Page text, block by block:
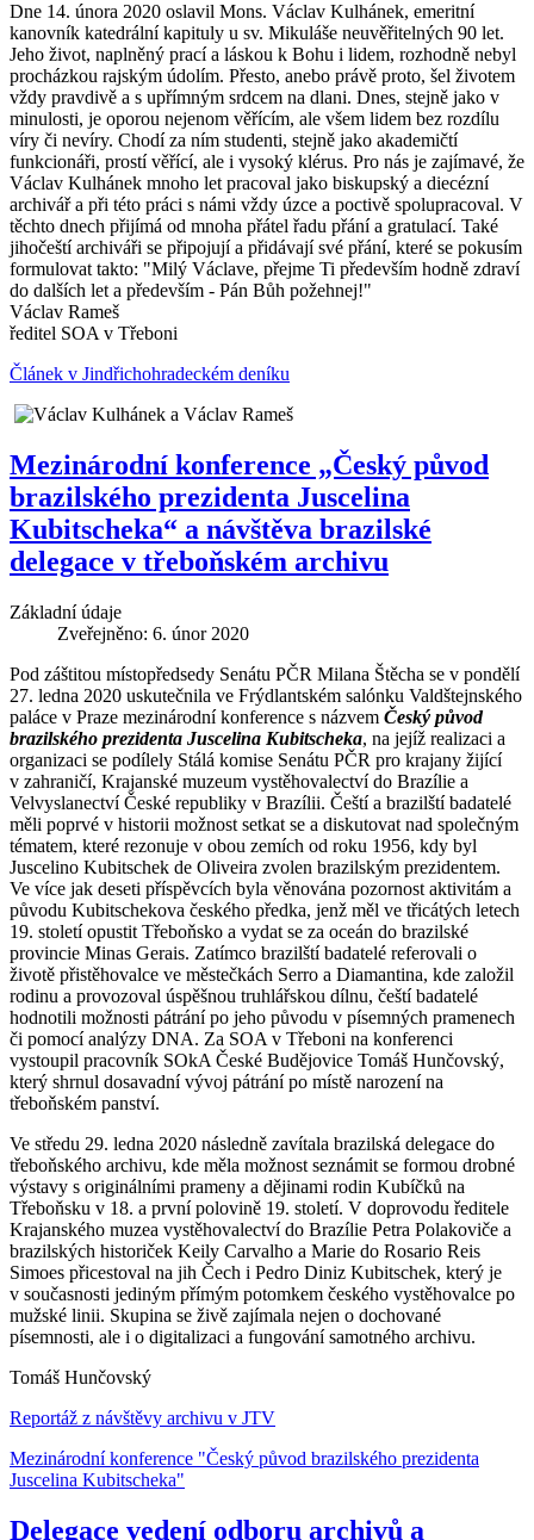
Dne 14. února 2020 oslavil Mons. Václav Kulhánek, emeritní
kanovník katedrální kapituly u sv. Mikuláše neuvěřitelných 90 let.
Jeho život, naplněný prací a láskou k Bohu i lidem, rozhodně nebyl
procházkou rajským údolím. Přesto, anebo právě proto, šel životem
vždy pravdivě a s upřímným srdcem na dlani. Dnes, stejně jako v
minulosti, je oporou nejenom věřícím, ale všem lidem bez rozdílu
víry či nevíry. Chodí za ním studenti, stejně jako akademičtí
funkcionáři, prostí věřící, ale i vysoký klérus. Pro nás je zajímavé, že
Václav Kulhánek mnoho let pracoval jako biskupský a diecézní
archivář a při této práci s námi vždy úzce a poctivě spolupracoval. V
těchto dnech přijímá od mnoha přátel řadu přání a gratulací. Také
jihočeští archiváři se připojují a přidávají své přání, které se pokusím
formulovat takto: "Milý Václave, přejme Ti především hodně zdraví
do dalších let a především - Pán Bůh požehnej!"
Václav Rameš
ředitel SOA v Třeboni
Článek v Jindřichohradeckém deníku
Mezinárodní konference „Český původ
brazilského prezidenta Juscelina
Kubitscheka“ a návštěva brazilské
delegace v třeboňském archivu
Základní údaje
Zveřejněno: 6. únor 2020
Pod záštitou místopředsedy Senátu PČR Milana Štěcha se v pondělí
27. ledna 2020 uskutečnila ve Frýdlantském salónku Valdštejnského
paláce v Praze mezinárodní konference s názvem Český původ
brazilského prezidenta Juscelina Kubitscheka, na jejíž realizaci a
organizaci se podílely Stálá komise Senátu PČR pro krajany žijící
v zahraničí, Krajanské muzeum vystěhovalectví do Brazílie a
Velvyslanectví České republiky v Brazílii. Čeští a brazilští badatelé
měli poprvé v historii možnost setkat se a diskutovat nad společným
tématem, které rezonuje v obou zemích od roku 1956, kdy byl
Juscelino Kubitschek de Oliveira zvolen brazilským prezidentem.
Ve více jak deseti příspěvcích byla věnována pozornost aktivitám a
původu Kubitschekova českého předka, jenž měl ve třicátých letech
19. století opustit Třeboňsko a vydat se za oceán do brazilské
provincie Minas Gerais. Zatímco brazilští badatelé referovali o
životě přistěhovalce ve městečkách Serro a Diamantina, kde založil
rodinu a provozoval úspěšnou truhlářskou dílnu, čeští badatelé
hodnotili možnosti pátrání po jeho původu v písemných pramenech
či pomocí analýzy DNA. Za SOA v Třeboni na konferenci
vystoupil pracovník SOkA České Budějovice Tomáš Hunčovský,
který shrnul dosavadní vývoj pátrání po místě narození na
třeboňském panství.
Ve středu 29. ledna 2020 následně zavítala brazilská delegace do
třeboňského archivu, kde měla možnost seznámit se formou drobné
výstavy s originálními prameny a dějinami rodin Kubíčků na
Třeboňsku v 18. a první polovině 19. století. V doprovodu ředitele
Krajanského muzea vystěhovalectví do Brazílie Petra Polakoviče a
brazilských historiček Keily Carvalho a Marie do Rosario Reis
Simoes přicestoval na jih Čech i Pedro Diniz Kubitschek, který je
v současnosti jediným přímým potomkem českého vystěhovalce po
mužské linii. Skupina se živě zajímala nejen o dochované
písemnosti, ale i o digitalizaci a fungování samotného archivu.
Tomáš Hunčovský
Reportáž z návštěvy archivu v JTV
Mezinárodní konference "Český původ brazilského prezidenta
Juscelina Kubitscheka"
Delegace vedení odboru archivů a